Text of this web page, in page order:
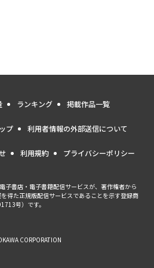
ランキング 掲載作品一覧
プ 利用者情報の外部送信について
利用規約 プライバシーポリシー
子書店・電子書籍配信サービスが、著作権者から
得た正規版配信サービスであることを示す登録商
号）です。
CORPORATION